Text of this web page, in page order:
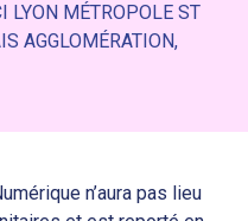
LYON MÉTROPOLE ST
AGGLOMÉRATION,
n’aura pas lieu